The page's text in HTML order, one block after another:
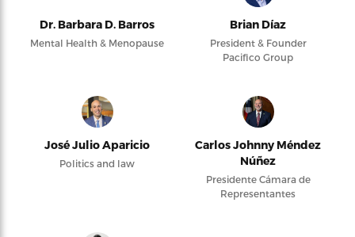
Dr. Barbara D. Barros
Mental Health & Menopause
Brian Díaz
President & Founder
Pacifico Group
José Julio Aparicio
Politics and law
Carlos Johnny Méndez
Núñez
Presidente Cámara de
Representantes